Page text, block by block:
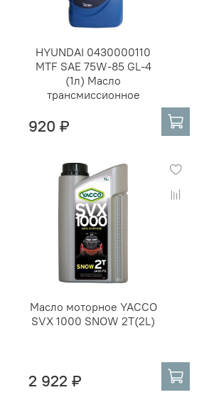
HYUNDAI 0430000110
MTF SAE 75W-85 GL-4
(1л) Масло
трансмиссионное
920 ₽
Масло моторное YACCO
SVX 1000 SNOW 2T(2L)
2 922 ₽